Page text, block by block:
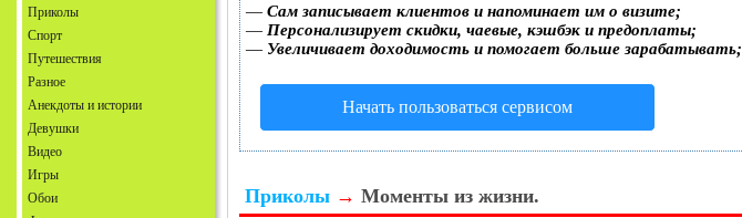
Приколы
Спорт
Путешествия
Разное
Анекдоты и истории
Девушки
Видео
Игры
Обои
— Сам записывает клиентов и напоминает им о визите;
— Персонализирует скидки, чаевые, кэшбэк и предоплаты;
— Увеличивает доходимость и помогает больше зарабатывать;
Начать пользоваться сервисом
Приколы → Моменты из жизни.